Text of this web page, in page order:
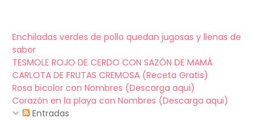
Enchiladas verdes de pollo quedan jugosas y llenas de
sabor
TESMOLE ROJO DE CERDO CON SAZÓN DE MAMÁ
CARLOTA DE FRUTAS CREMOSA (Receta Gratis)
Rosa bicolor con Nombres (Descarga aqui)
Corazón en la playa con Nombres (Descarga aqui)
Entradas